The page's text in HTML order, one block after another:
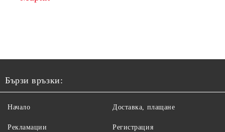
Бързи връзки:
Начало
Рекламации
Доставка, плащане
Регистрация